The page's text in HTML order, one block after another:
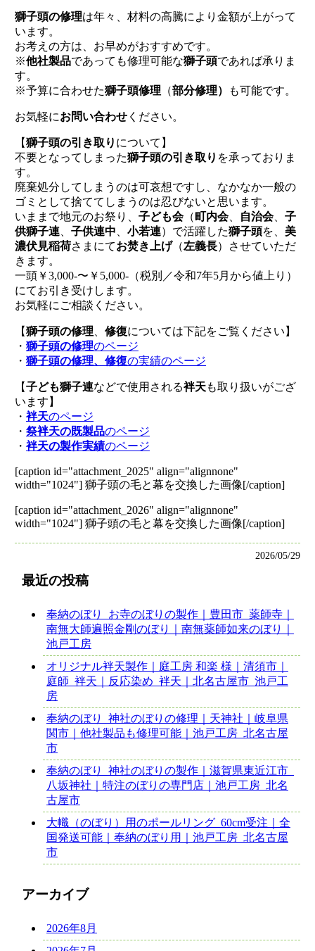
獅子頭の修理は年々、材料の高騰により金額が上がって
います。
お考えの方は、お早めがおすすめです。
※他社製品であっても修理可能な獅子頭であれば承りま
す。
※予算に合わせた獅子頭修理 （部分修理） も可能です。
お気軽にお問い合わせください。
【獅子頭の引き取り について】
不要となってしまった獅子頭の引き取り を承っておりま
す。
廃棄処分してしまうのは可哀想ですし、なかなか一般の
ゴミとして捨ててしまうのは忍びないと思います。
いままで地元のお祭り、 子ども会（町内会、 自治会、 子
供獅子連、 子供連中 小若連）で活躍した獅子頭を、 美
濃伏見稲荷さまにてお焚き上げ（左義長）させていただ
きます。
一頭￥3,000-〜￥5,000-（税別／令和7年5月から値上り）
にてお引き受けします。
お気軽にご相談ください。
【獅子頭の修理 修復については下記をご覧ください】
・ 獅子頭の修理のページ
・ 獅子頭の修理、修復の実績のページ
【子ども獅子連などで使用される袢天も取り扱いがござ
います】
・ 袢天のページ
・ 祭袢天の既製品のページ
・ 袢天の製作実績のページ
[caption id="attachment_2025" align="alignnone"
width="1024"]獅子頭の毛と幕を交換した画像[/caption]
[caption id="attachment_2026" align="alignnone"
width="1024"]獅子頭の毛と幕を交換した画像[/caption]
2026/05/29
最近の投稿
奉納のぼり_お寺のぼりの製作｜豊田市_薬師寺｜
南無大師遍照金剛のぼり｜南無薬師如来のぼり｜
池戸工房
オリジナル袢天製作｜庭工房 和楽 様｜清須市｜
庭師_袢天｜反応染め_袢天｜北名古屋市_池戸工
房
奉納のぼり_神社のぼりの修理｜天神社｜岐阜県
関市｜他社製品も修理可能｜池戸工房_北名古屋
市
奉納のぼり_神社のぼりの製作｜滋賀県東近江市_
八坂神社｜特注のぼりの専門店｜池戸工房_北名
古屋市
大幟（のぼり）用のポールリング_60cm受注｜全
国発送可能｜奉納のぼり用｜池戸工房_北名古屋
市
アーカイブ
2026年8月